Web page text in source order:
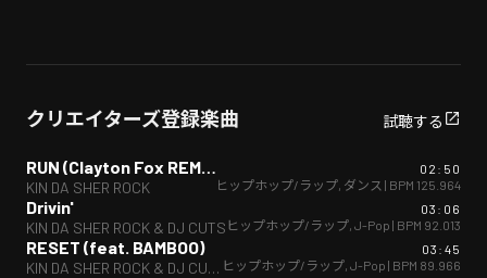
クリエイターズ登録楽曲 試聴する
RUN (Clayton Fox REMIX)
KIN DA SHER ROCK
02:50
ヒップホップ/ラップ, ダンス | BPM 125.964
Drivin'
KIN DA SHER ROCK & DJ CUTS
03:06
ヒップホップ/ラップ, J-Pop | BPM 92.013
RESET (feat. BAMBOO)
KIN DA SHER ROCK & DJ CUTS
03:45
ヒップホップ/ラップ, J-Pop | BPM 89.966